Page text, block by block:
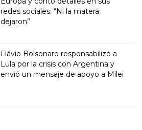
redes sociales: “Ni la matera
dejaron”
Flávio Bolsonaro responsabilizó a
Lula por la crisis con Argentina y
envió un mensaje de apoyo a Milei